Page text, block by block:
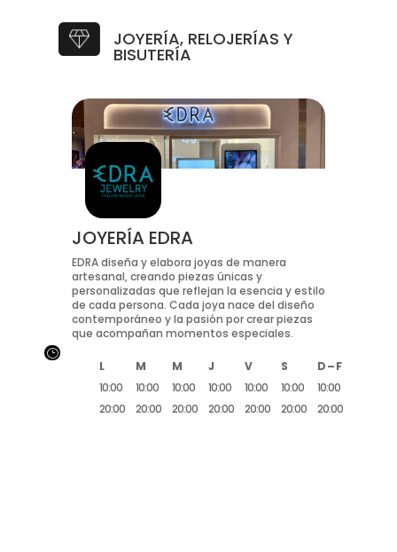
JOYERÍA, RELOJERÍAS Y
BISUTERÍA
JOYERÍA EDRA
EDRA diseña y elabora joyas de manera
artesanal, creando piezas únicas y
personalizadas que reflejan la esencia y estilo
de cada persona. Cada joya nace del diseño
contemporáneo y la pasión por crear piezas
que acompañan momentos especiales.
L M M J V S
D – F
10:00
20:00
10:00
20:00
10:00
20:00
10:00
20:00
10:00
20:00
10:00
20:00
10:00
20:00
}